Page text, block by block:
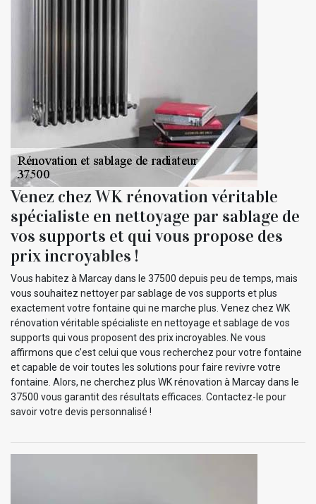
Venez chez WK rénovation véritable
spécialiste en nettoyage par sablage de
vos supports et qui vous propose des
prix incroyables !
Vous habitez à Marcay dans le 37500 depuis peu de temps, mais
vous souhaitez nettoyer par sablage de vos supports et plus
exactement votre fontaine qui ne marche plus. Venez chez WK
rénovation véritable spécialiste en nettoyage et sablage de vos
supports qui vous proposent des prix incroyables. Ne vous
affirmons que c’est celui que vous recherchez pour votre fontaine
et capable de voir toutes les solutions pour faire revivre votre
fontaine. Alors, ne cherchez plus WK rénovation à Marcay dans le
37500 vous garantit des résultats efficaces. Contactez-le pour
savoir votre devis personnalisé !